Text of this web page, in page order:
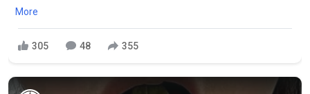
More
305 48 355